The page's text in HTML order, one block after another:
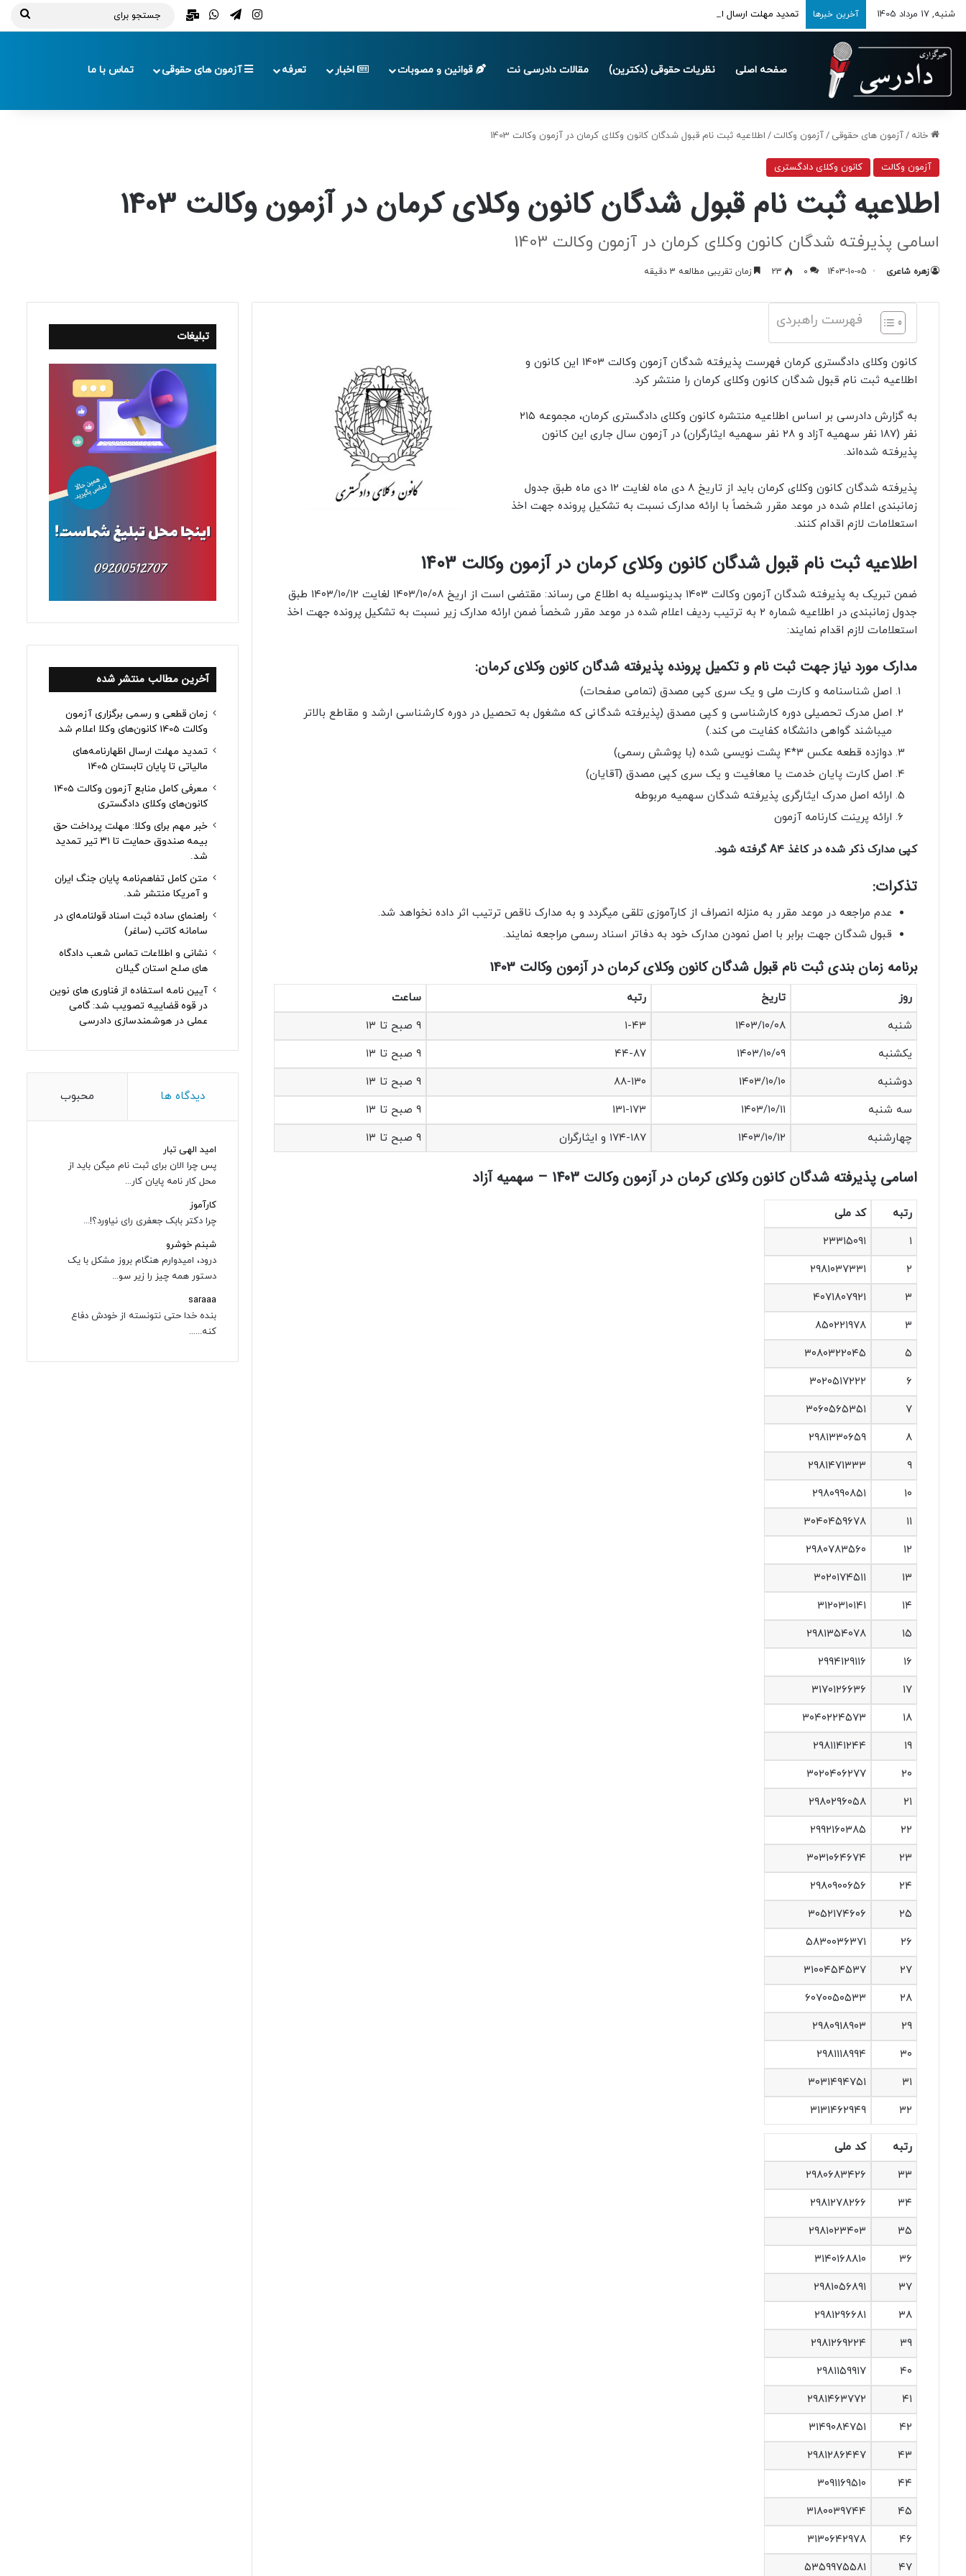
شنبه, 17 مرداد 1405 آخرین خبرها تمدید مهلت ارسال اظهارنامه‌های مالیاتی تا پایان تابستان 1405 اینستاگرام
تلگرامواتس آپ
ایمیل
صفحه اصلی نظریات حقوقی (دکترین) مقالات دادرسی نت قوانین و مصوبات اخبار تعرفه آزمون های حقوقی تماس با ما
خانه /آزمون های حقوقی /آزمون وکالت / اطلاعیه ثبت نام قبول شدگان کانون وکلای کرمان در آزمون وکالت 1403
آزمون وکالت کانون وکلای دادگستری
اطلاعیه ثبت نام قبول شدگان کانون وکلای کرمان در آزمون وکالت 1403
اسامی پذیرفته شدگان کانون وکلای کرمان در آزمون وکالت 1403
زهره شاعری 1403-10-05
0
23 زمان تقریبی مطالعه 3 دقیقه
فهرست راهبردی
کانون وکلای دادگستری کرمان فهرست پذیرفته شدگان آزمون وکالت 1403 این کانون و
اطلاعیه ثبت نام قبول شدگان کانون وکلای کرمان را منتشر کرد.
به گزارش دادرسی بر اساس اطلاعیه منتشره کانون وکلای دادگستری کرمان، مجموعه ۲۱۵
نفر (۱۸۷ نفر سهمیه آزاد و ۲۸ نفر سهمیه ایثارگران) در آزمون سال جاری این کانون
پذیرفته شده‌اند.
پذیرفته شدگان کانون وکلای کرمان باید از تاریخ 8 دی ماه لغایت 12 دی ماه طبق جدول
زمانبندی اعلام شده در موعد مقرر شخصاً با ارائه مدارک نسبت به تشکیل پرونده جهت اخذ
استعلامات لازم اقدام کنند.
اطلاعیه ثبت نام قبول شدگان کانون وکلای کرمان در آزمون وکالت 1403
ضمن تبریک به پذیرفته شدگان آزمون وکالت ۱۴۰۳ بدینوسیله به اطلاع می رساند: مقتضی است از اریخ ۱۴۰۳/۱۰/۰۸ لغایت ۱۴۰۳/۱۰/۱۲ طبق
جدول زمانبندی در اطلاعیه شماره ۲ به ترتیب ردیف اعلام شده در موعد مقرر شخصاً ضمن ارائه مدارک زیر نسبت به تشکیل پرونده جهت اخذ
استعلامات لازم اقدام نمایند:
مدارک مورد نیاز جهت ثبت نام و تکمیل پرونده پذیرفته شدگان کانون وکلای کرمان:
اصل شناسنامه و کارت ملی و یک سری کپی مصدق (تمامی صفحات)
اصل مدرک تحصیلی دوره کارشناسی و کپی مصدق (پذیرفته شدگانی که مشغول به تحصیل در دوره کارشناسی ارشد و مقاطع بالاتر
میباشند گواهی دانشگاه کفایت می کند.)
دوازده قطعه عکس ۳*۴ پشت نویسی شده (با پوشش رسمی)
اصل کارت پایان خدمت یا معافیت و یک سری کپی مصدق (آقایان)
ارائه اصل مدرک ایثارگری پذیرفته شدگان سهمیه مربوطه
ارائه پرینت کارنامه آزمون
کپی مدارک ذکر شده در کاغذ A4 گرفته شود.
تذکرات:
عدم مراجعه در موعد مقرر به منزله انصراف از کارآموزی تلقی میگردد و به مدارک ناقص ترتیب اثر داده نخواهد شد.
قبول شدگان جهت برابر با اصل نمودن مدارک خود به دفاتر اسناد رسمی مراجعه نمایند.
برنامه زمان بندی ثبت نام قبول شدگان کانون وکلای کرمان در آزمون وکالت 1403
روز تاریخ رتبه
ساعت
شنبه
۱۴۰۳/۱۰/۰۸ ۱-۴۳
۹ صبح تا ۱۳
یکشنبه
۱۴۰۳/۱۰/۰۹ ۴۴-۸۷
۹ صبح تا ۱۳
دوشنبه
۱۴۰۳/۱۰/۱۰ ۸۸-۱۳۰
۹ صبح تا ۱۳
سه شنبه
۱۴۰۳/۱۰/۱۱ ۱۳۱-۱۷۳
۹ صبح تا ۱۳
چهارشنبه
۱۴۰۳/۱۰/۱۲ ۱۷۴-۱۸۷ و ایثارگران ۹ صبح تا ۱۳
اسامی پذیرفته شدگان کانون وکلای کرمان در آزمون وکالت 1403 – سهمیه آزاد
رتبه
کد ملی
۱
۲۳۳۱۵۰۹۱
۲
۲۹۸۱۰۳۷۳۳۱
۳
۴۰۷۱۸۰۷۹۲۱
۳
۸۵۰۲۲۱۹۷۸
۵
۳۰۸۰۳۲۲۰۴۵
۶
۳۰۲۰۵۱۷۲۲۲
۷
۳۰۶۰۵۶۵۳۵۱
۸
۲۹۸۱۳۳۰۶۵۹
۹
۲۹۸۱۴۷۱۳۳۳
۱۰
۲۹۸۰۹۹۰۸۵۱
۱۱
۳۰۴۰۴۵۹۶۷۸
۱۲
۲۹۸۰۷۸۳۵۶۰
۱۳
۳۰۲۰۱۷۴۵۱۱
۱۴
۳۱۲۰۳۱۰۱۴۱
۱۵
۲۹۸۱۳۵۴۰۷۸
۱۶
۲۹۹۴۱۲۹۱۱۶
۱۷
۳۱۷۰۱۲۶۶۳۶
۱۸
۳۰۴۰۲۲۴۵۷۳
۱۹
۲۹۸۱۱۴۱۲۴۴
۲۰
۳۰۲۰۴۰۶۲۷۷
۲۱
۲۹۸۰۲۹۶۰۵۸
۲۲
۲۹۹۲۱۶۰۳۸۵
۲۳
۳۰۳۱۰۶۴۶۷۴
۲۴
۲۹۸۰۹۰۰۶۵۶
۲۵
۳۰۵۲۱۷۴۶۰۶
۲۶
۵۸۳۰۰۳۶۳۷۱
۲۷
۳۱۰۰۴۵۴۵۳۷
۲۸
۶۰۷۰۰۵۰۵۳۳
۲۹
۲۹۸۰۹۱۸۹۰۳
۳۰
۲۹۸۱۱۱۸۹۹۴
۳۱
۳۰۳۱۴۹۴۷۵۱
۳۲
۳۱۳۱۴۶۲۹۴۹
رتبه
کد ملی
۳۳
۲۹۸۰۶۸۳۴۲۶
۳۴
۲۹۸۱۲۷۸۲۶۶
۳۵
۲۹۸۱۰۲۳۴۰۳
۳۶
۳۱۴۰۱۶۸۸۱۰
۳۷
۲۹۸۱۰۵۶۸۹۱
۳۸
۲۹۸۱۲۹۶۶۸۱
۳۹
۲۹۸۱۲۶۹۲۲۴
۴۰
۲۹۸۱۱۵۹۹۱۷
۴۱
۲۹۸۱۴۶۳۷۷۲
۴۲
۳۱۴۹۰۸۴۷۵۱
۴۳
۲۹۸۱۲۸۶۴۴۷
۴۴
۳۰۹۱۱۶۹۵۱۰
۴۵
۳۱۸۰۰۳۹۷۴۴
۴۶
۳۱۳۰۶۴۲۹۷۸
۴۷
۵۳۵۹۹۷۵۵۸۱
تبلیغات
آخرین مطالب منتشر شده
زمان قطعی و رسمی برگزاری آزمون
وکالت 1405 کانون‌های وکلا اعلام شد
تمدید مهلت ارسال اظهارنامه‌های
مالیاتی تا پایان تابستان 1405
معرفی کامل منابع آزمون وکالت 1405
کانون‌های وکلای دادگستری
خبر مهم برای وکلا: مهلت پرداخت حق
بیمه صندوق حمایت تا ۳۱ تیر تمدید
شد.
متن کامل تفاهم‌نامه پایان جنگ ایران
و آمریکا منتشر شد.
راهنمای ساده ثبت اسناد قولنامه‌ای در
سامانه کاتب (ساغر)
نشانی و اطلاعات تماس شعب دادگاه
های صلح استان گیلان
آیین نامه استفاده از فناوری های نوین
در قوه قضاییه تصویب شد: گامی
عملی در هوشمندسازی دادرسی
دیدگاه ها محبوب
امید الهی تبار
پس چرا الان برای ثبت نام میگن باید از
محل کار نامه پایان کار...
کارآموز
چرا دکتر بابک جعفری رای نیاورد؟!...
شبنم خوشرو
درود، امیدوارم هنگام بروز مشکل با یک
دستور همه چیز را زیر سو...
saraaa
بنده خدا حتی نتونسته از خودش دفاع
کنه......